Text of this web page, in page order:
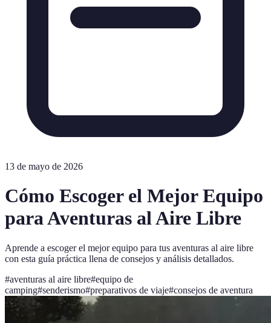
13 de mayo de 2026
Cómo Escoger el Mejor Equipo
para Aventuras al Aire Libre
Aprende a escoger el mejor equipo para tus aventuras al aire libre
con esta guía práctica llena de consejos y análisis detallados.
#aventuras al aire libre#equipo de
camping#senderismo#preparativos de viaje#consejos de aventura